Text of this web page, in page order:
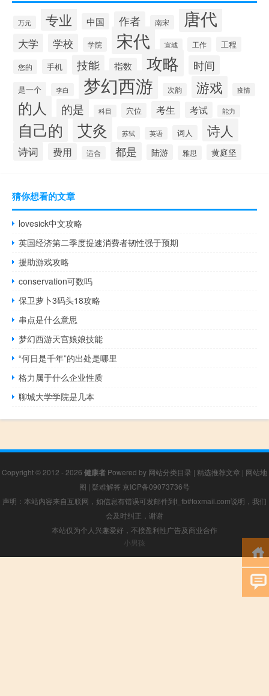
万元 专业 中国 作者 南宋 唐代
大学 学校 学院 宋代 宣城 工作 工程
您的 手机 技能 指数 攻略 时间
是一个 李白 梦幻西游 次韵 游戏 疫情
的人 的是 科目 穴位 考生 考试 能力
自己的 艾灸 苏轼 英语 词人 诗人
诗词 费用 适合 都是 陆游 雅思 黄庭坚
猜你想看的文章
lovesick中文攻略
英国经济第二季度提速消费者韧性强于预期
援助游戏攻略
conservation可数吗
保卫萝卜3码头18攻略
串点是什么意思
梦幻西游天宫娘娘技能
“何日是千年”的出处是哪里
格力属于什么企业性质
聊城大学学院是几本
Copyright © 2012 - 2026 健康者 Powered by 网站分类目录 | 精选推荐文章 | 网站地
图 | 疑难解答 京ICP备09073736号
声明：本站内容来自互联网，如信息有错误可发邮件到f_fb#foxmail.com说明，我们
会及时纠正，谢谢
本站仅为个人兴趣爱好，不接盈利性广告及商业合作
小男孩